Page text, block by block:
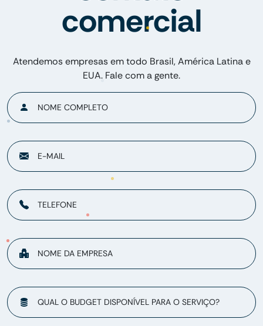
comercial
Atendemos empresas em todo Brasil, América Latina e
EUA. Fale com a gente.
NOME COMPLETO
E-MAIL
TELEFONE
NOME DA EMPRESA
QUAL O BUDGET DISPONÍVEL PARA O SERVIÇO?